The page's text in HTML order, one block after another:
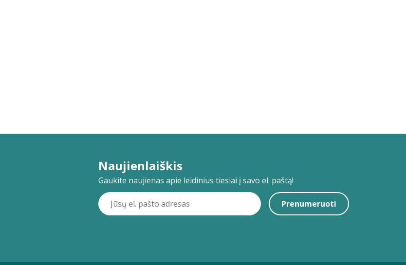
Naujienlaiškis
Gaukite naujienas apie leidinius tiesiai į savo el. paštą!
Prenumeruoti